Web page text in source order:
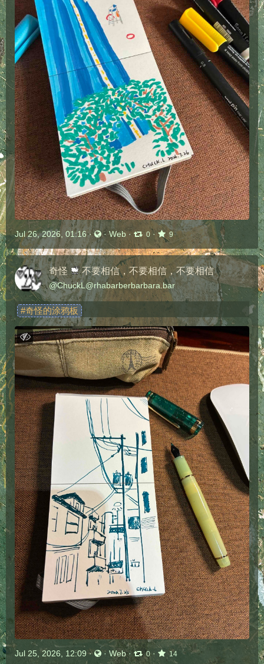
Jul 26, 2026, 01:16· ·Web· 0 · 9
奇怪 不要相信，不要相信，不要相信
@ChuckL@rhabarberbarbara.bar
#奇怪的涂鸦板
Jul 25, 2026, 12:09· · Web· 0 · 14